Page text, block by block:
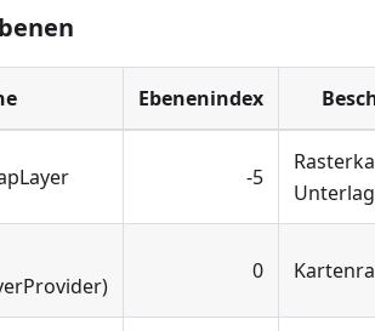
Ebenenindex
-5
0